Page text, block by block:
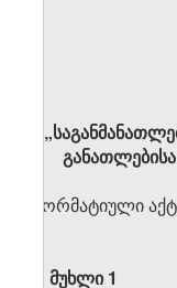
„ნორმატიული
მუხლი 1